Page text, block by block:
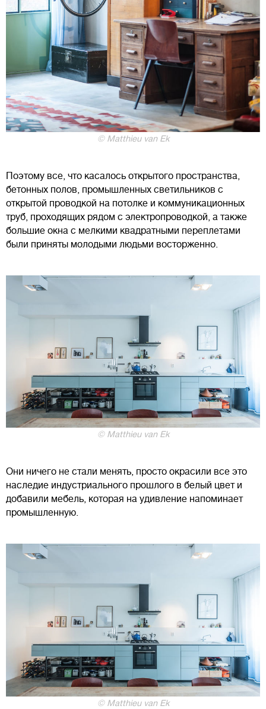
© Matthieu van Ek
Поэтому все, что касалось открытого пространства,
бетонных полов, промышленных светильников с
открытой проводкой на потолке и коммуникационных
труб, проходящих рядом с электропроводкой, а также
большие окна с мелкими квадратными переплетами
были приняты молодыми людьми восторженно.
© Matthieu van Ek
Они ничего не стали менять, просто окрасили все это
наследие индустриального прошлого в белый цвет и
добавили мебель, которая на удивление напоминает
промышленную.
© Matthieu van Ek